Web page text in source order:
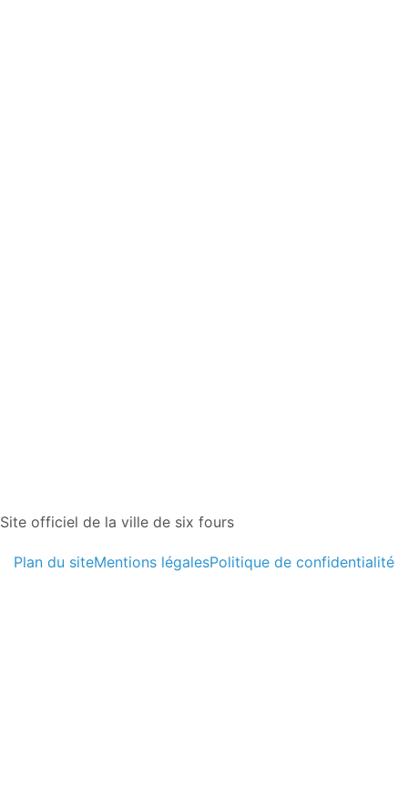
Site officiel de la ville de six fours
Plan du siteMentions légalesPolitique de confidentialité